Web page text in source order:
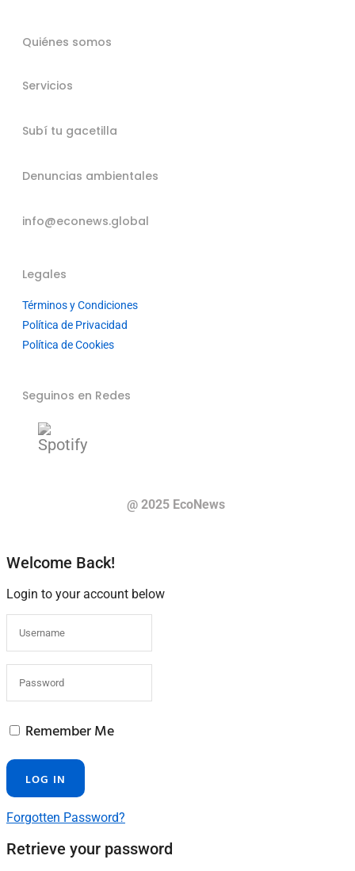
Quiénes somos
Servicios
Subí tu gacetilla
Denuncias ambientales
info@econews.global
Legales
Términos y Condiciones
Política de Privacidad
Política de Cookies
Seguinos en Redes
@ 2025 EcoNews
Welcome Back!
Login to your account below
Remember Me
Forgotten Password?
Retrieve your password